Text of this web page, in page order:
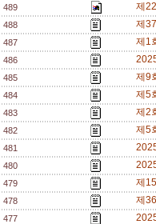
489 제
488 제
487 제1
486
485 제9
484 제5
483 제2
482 제5
481
480
479 제
478 제
477